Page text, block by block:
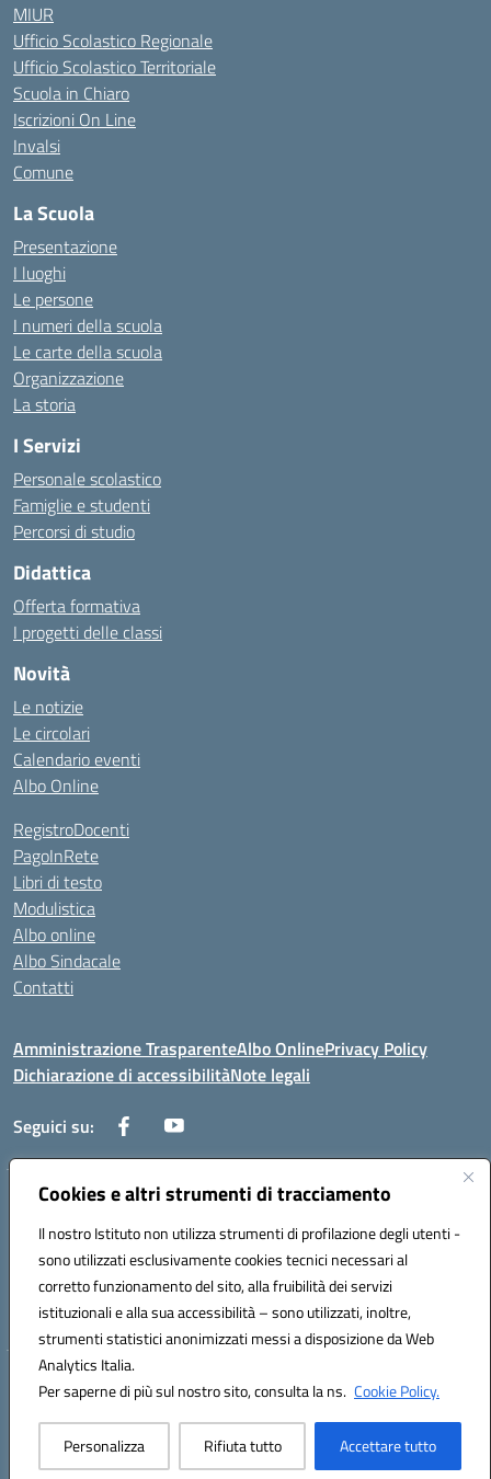
Cookies e altri strumenti di tracciamento
Il nostro Istituto non utilizza strumenti di profilazione degli utenti -
sono utilizzati esclusivamente cookies tecnici necessari al
corretto funzionamento del sito, alla fruibilità dei servizi
istituzionali e alla sua accessibilità – sono utilizzati, inoltre,
strumenti statistici anonimizzati messi a disposizione da Web
Analytics Italia.
Per saperne di più sul nostro sito, consulta la ns. Cookie Policy.
Personalizza Rifiuta tutto Accettare tutto
MIUR
Ufficio Scolastico Regionale
Ufficio Scolastico Territoriale
Scuola in Chiaro
Iscrizioni On Line
Invalsi
Comune
La Scuola
Presentazione
I luoghi
Le persone
I numeri della scuola
Le carte della scuola
Organizzazione
La storia
I Servizi
Personale scolastico
Famiglie e studenti
Percorsi di studio
Didattica
Offerta formativa
I progetti delle classi
Novità
Le notizie
Le circolari
Calendario eventi
Albo Online
RegistroDocenti
PagoInRete
Libri di testo
Modulistica
Albo online
Albo Sindacale
Contatti
Amministrazione TrasparenteAlbo OnlinePrivacy Policy
Dichiarazione di accessibilitàNote legali
Seguici su:
Via Negroni - 87100 Cosenza
Telefono e Fax: 098433104
Mail: csic898008@istruzione.it - PEC: csic898008@pec.istruzione.it
Codice univoco ufficio: UFUEI1
Codice meccanografico: CSIC898008
Codice fiscale: 98094050782
Hosting & Powered by 3D Solution S.r.l.
Concept & Design by Designers Italia